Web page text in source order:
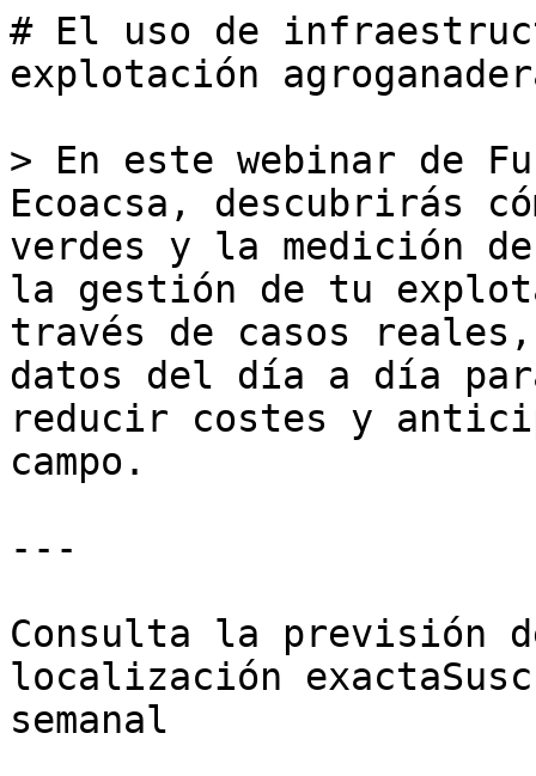
# El uso de
explotación
> En este webinar de
Ecoacsa, descubrirás
verdes y la medición
la gestión de tu
través de casos
datos del día a día
reducir costes y
campo.
---
Consulta la previsión
localización
semanal